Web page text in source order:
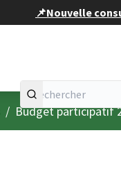
📌Nouvelle
/ Budget participatif